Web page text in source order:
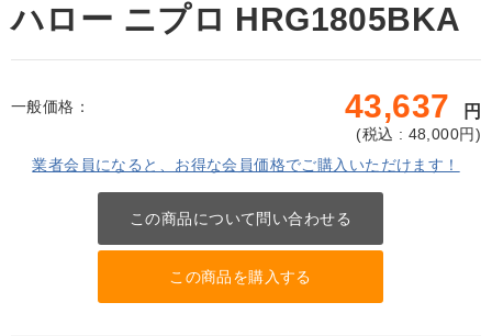
ハロー ニプロ HRG1805BKA
一般価格： 43,637 円
(税込 : 48,000円)
業者会員になると、お得な会員価格でご購入いただけます！
この商品について問い合わせる
この商品を購入する